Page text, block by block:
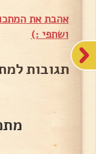
אהבת את
ושתפי :)
תגובות